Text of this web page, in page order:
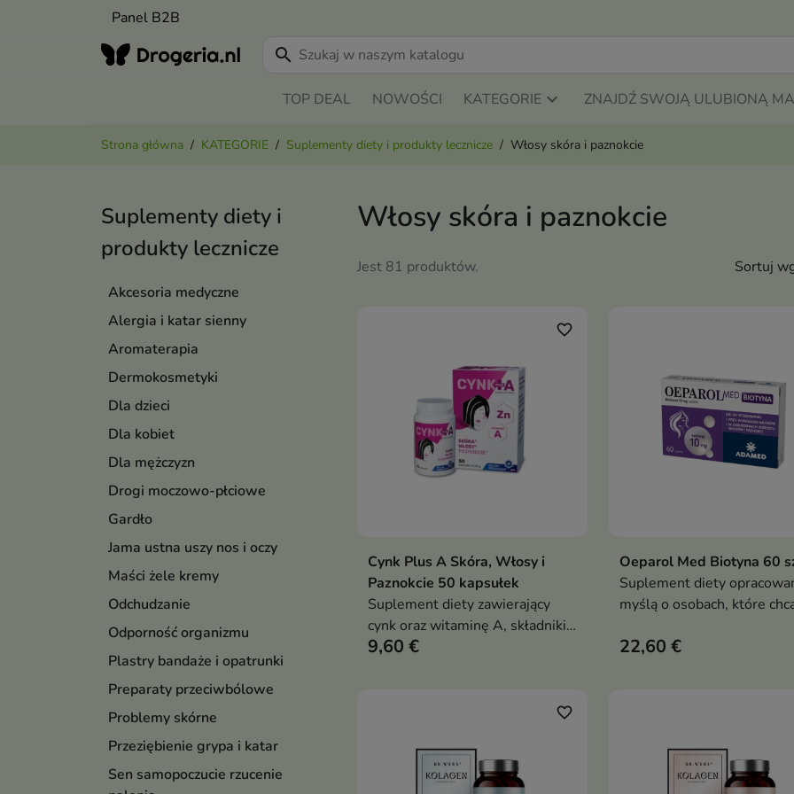
Panel B2B
search
TOP DEAL NOWOŚCI KATEGORIE ZNAJDŹ SWOJĄ ULUBIONĄ
Strona główna KATEGORIE Suplementy diety i produkty lecznicze Włosy skóra i paznokcie
Suplementy diety i
produkty lecznicze
Akcesoria medyczne
Alergia i katar sienny
Aromaterapia
Dermokosmetyki
Dla dzieci
Dla kobiet
Dla mężczyzn
Drogi moczowo-płciowe
Gardło
Jama ustna uszy nos i oczy
Maści żele kremy
Odchudzanie
Odporność organizmu
Plastry bandaże i opatrunki
Preparaty przeciwbólowe
Problemy skórne
Przeziębienie grypa i katar
Sen samopoczucie rzucenie
Włosy skóra i paznokcie
Jest 81 produktów. Sortuj
Dodaj do koszyka
favorite_border
Cynk Plus A Skóra, Włosy i
Paznokcie 50 kapsułek
Suplement diety zawierający
cynk oraz witaminę A, składniki
wspierające prawidłowe
9,60 €
Dodaj do
Oeparol Med Biotyna 60
Suplement diety
myślą o osobach, które
i paznokci.
22,60 €
favorite_border